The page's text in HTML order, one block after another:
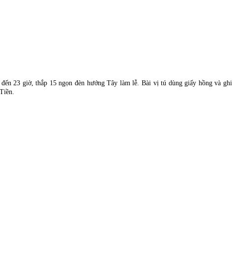
23 giờ, thắp 15 ngọn đèn hướng Tây làm lễ. Bài vị tú dùng giấy hồng và ghi